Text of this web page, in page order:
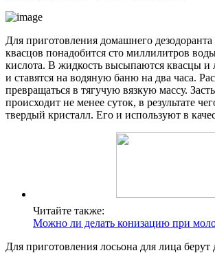
Для приготовления домашнего
квасцов понадобится сто миллилитров
кислота. В жидкость высыпаются квасцы и
и ставятся на водяную баню на два часа.
превращаться в тягучую вязкую массу.
происходит не менее суток, в результате
твердый кристалл. Его и используют в
Читайте также:
Можно ли делать конизацию при
Для приготовления лосьона для лица